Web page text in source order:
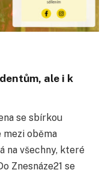
ale i k
se sbírkou
mezi oběma
na všechny, které
Znesnáze21 se